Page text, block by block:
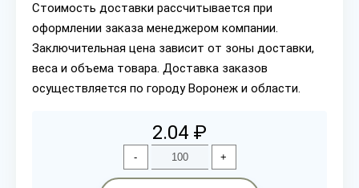
Стоимость доставки рассчитывается при
оформлении заказа менеджером компании.
Заключительная цена зависит от зоны доставки,
веса и объема товара. Доставка заказов
осуществляется по городу Воронеж и области.
2.04 ₽
- +